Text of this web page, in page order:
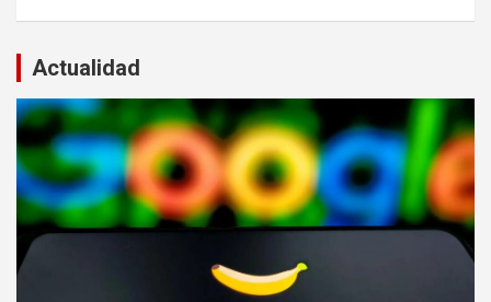
Actualidad